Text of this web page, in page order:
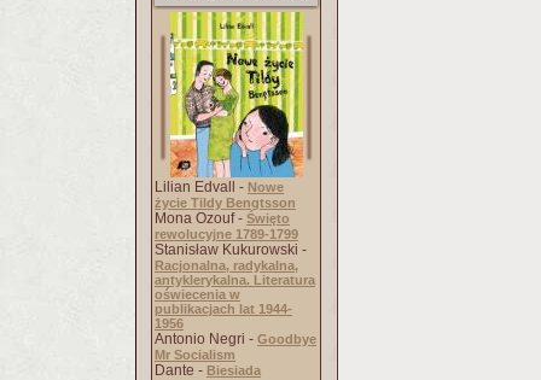
Lilian Edvall - Nowe
życie Tildy Bengtsson
Mona Ozouf - Święto
rewolucyjne 1789-1799
Stanisław Kukurowski -
Racjonalna, radykalna,
antyklerykalna. Literatura
oświecenia w
publikacjach lat 1944-
1956
Antonio Negri - Goodbye
Mr Socialism
Dante - Biesiada